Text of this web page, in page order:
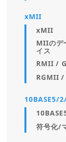
xMII
xMII
MIIのデ
イス
RMII /
RGMII /
10BASE5/
符号化/